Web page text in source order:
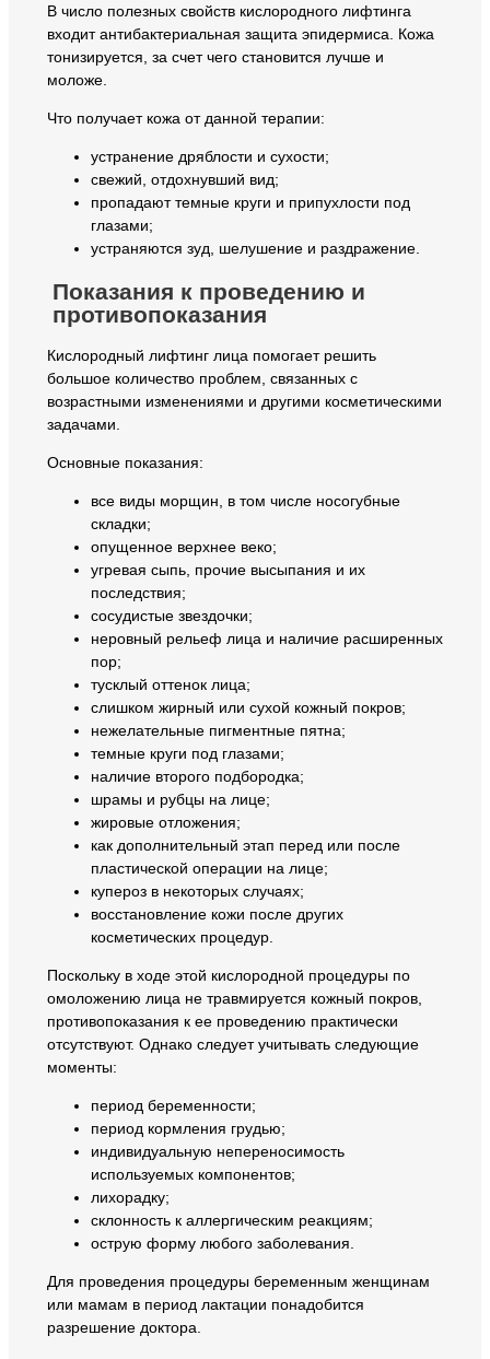
В число полезных свойств кислородного лифтинга
входит антибактериальная защита эпидермиса. Кожа
тонизируется, за счет чего становится лучше и
моложе.
Что получает кожа от данной терапии:
устранение дряблости и сухости;
свежий, отдохнувший вид;
пропадают темные круги и припухлости под
глазами;
устраняются зуд, шелушение и раздражение.
Показания к проведению и
противопоказания
Кислородный лифтинг лица помогает решить
большое количество проблем, связанных с
возрастными изменениями и другими косметическими
задачами.
Основные показания:
все виды морщин, в том числе носогубные
складки;
опущенное верхнее веко;
угревая сыпь, прочие высыпания и их
последствия;
сосудистые звездочки;
неровный рельеф лица и наличие расширенных
пор;
тусклый оттенок лица;
слишком жирный или сухой кожный покров;
нежелательные пигментные пятна;
темные круги под глазами;
наличие второго подбородка;
шрамы и рубцы на лице;
жировые отложения;
как дополнительный этап перед или после
пластической операции на лице;
купероз в некоторых случаях;
восстановление кожи после других
косметических процедур.
Поскольку в ходе этой кислородной процедуры по
омоложению лица не травмируется кожный покров,
противопоказания к ее проведению практически
отсутствуют. Однако следует учитывать следующие
моменты:
период беременности;
период кормления грудью;
индивидуальную непереносимость
используемых компонентов;
лихорадку;
склонность к аллергическим реакциям;
острую форму любого заболевания.
Для проведения процедуры беременным женщинам
или мамам в период лактации понадобится
разрешение доктора.